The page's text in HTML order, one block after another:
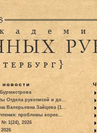
Отдела рукописей и до...
Валерьевна Зайцева (1...
проблемы корее...
№ 1(24), 2026